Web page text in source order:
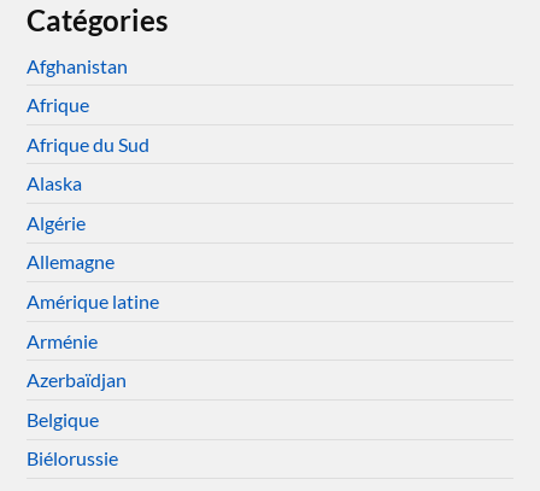
Catégories
Afghanistan
Afrique
Afrique du Sud
Alaska
Algérie
Allemagne
Amérique latine
Arménie
Azerbaïdjan
Belgique
Biélorussie